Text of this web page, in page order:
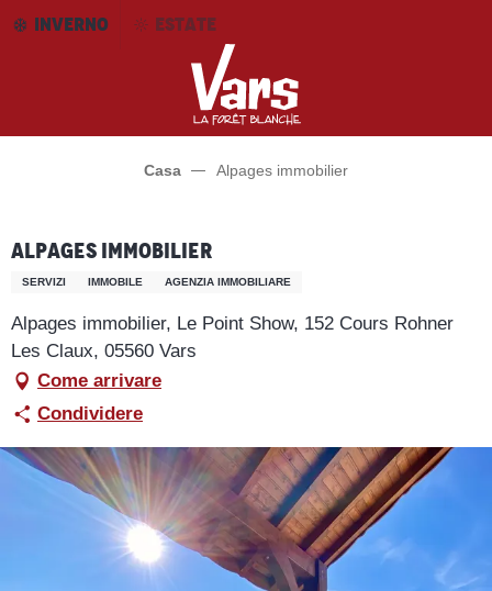
AllerINVERNO ESTATE
Casa Alpages immobilier
Alpages immobilier
SERVIZI IMMOBILE AGENZIA IMMOBILIARE
Alpages immobilier, Le Point Show, 152 Cours Rohner
Les Claux, 05560 Vars
Come arrivare
Condividere